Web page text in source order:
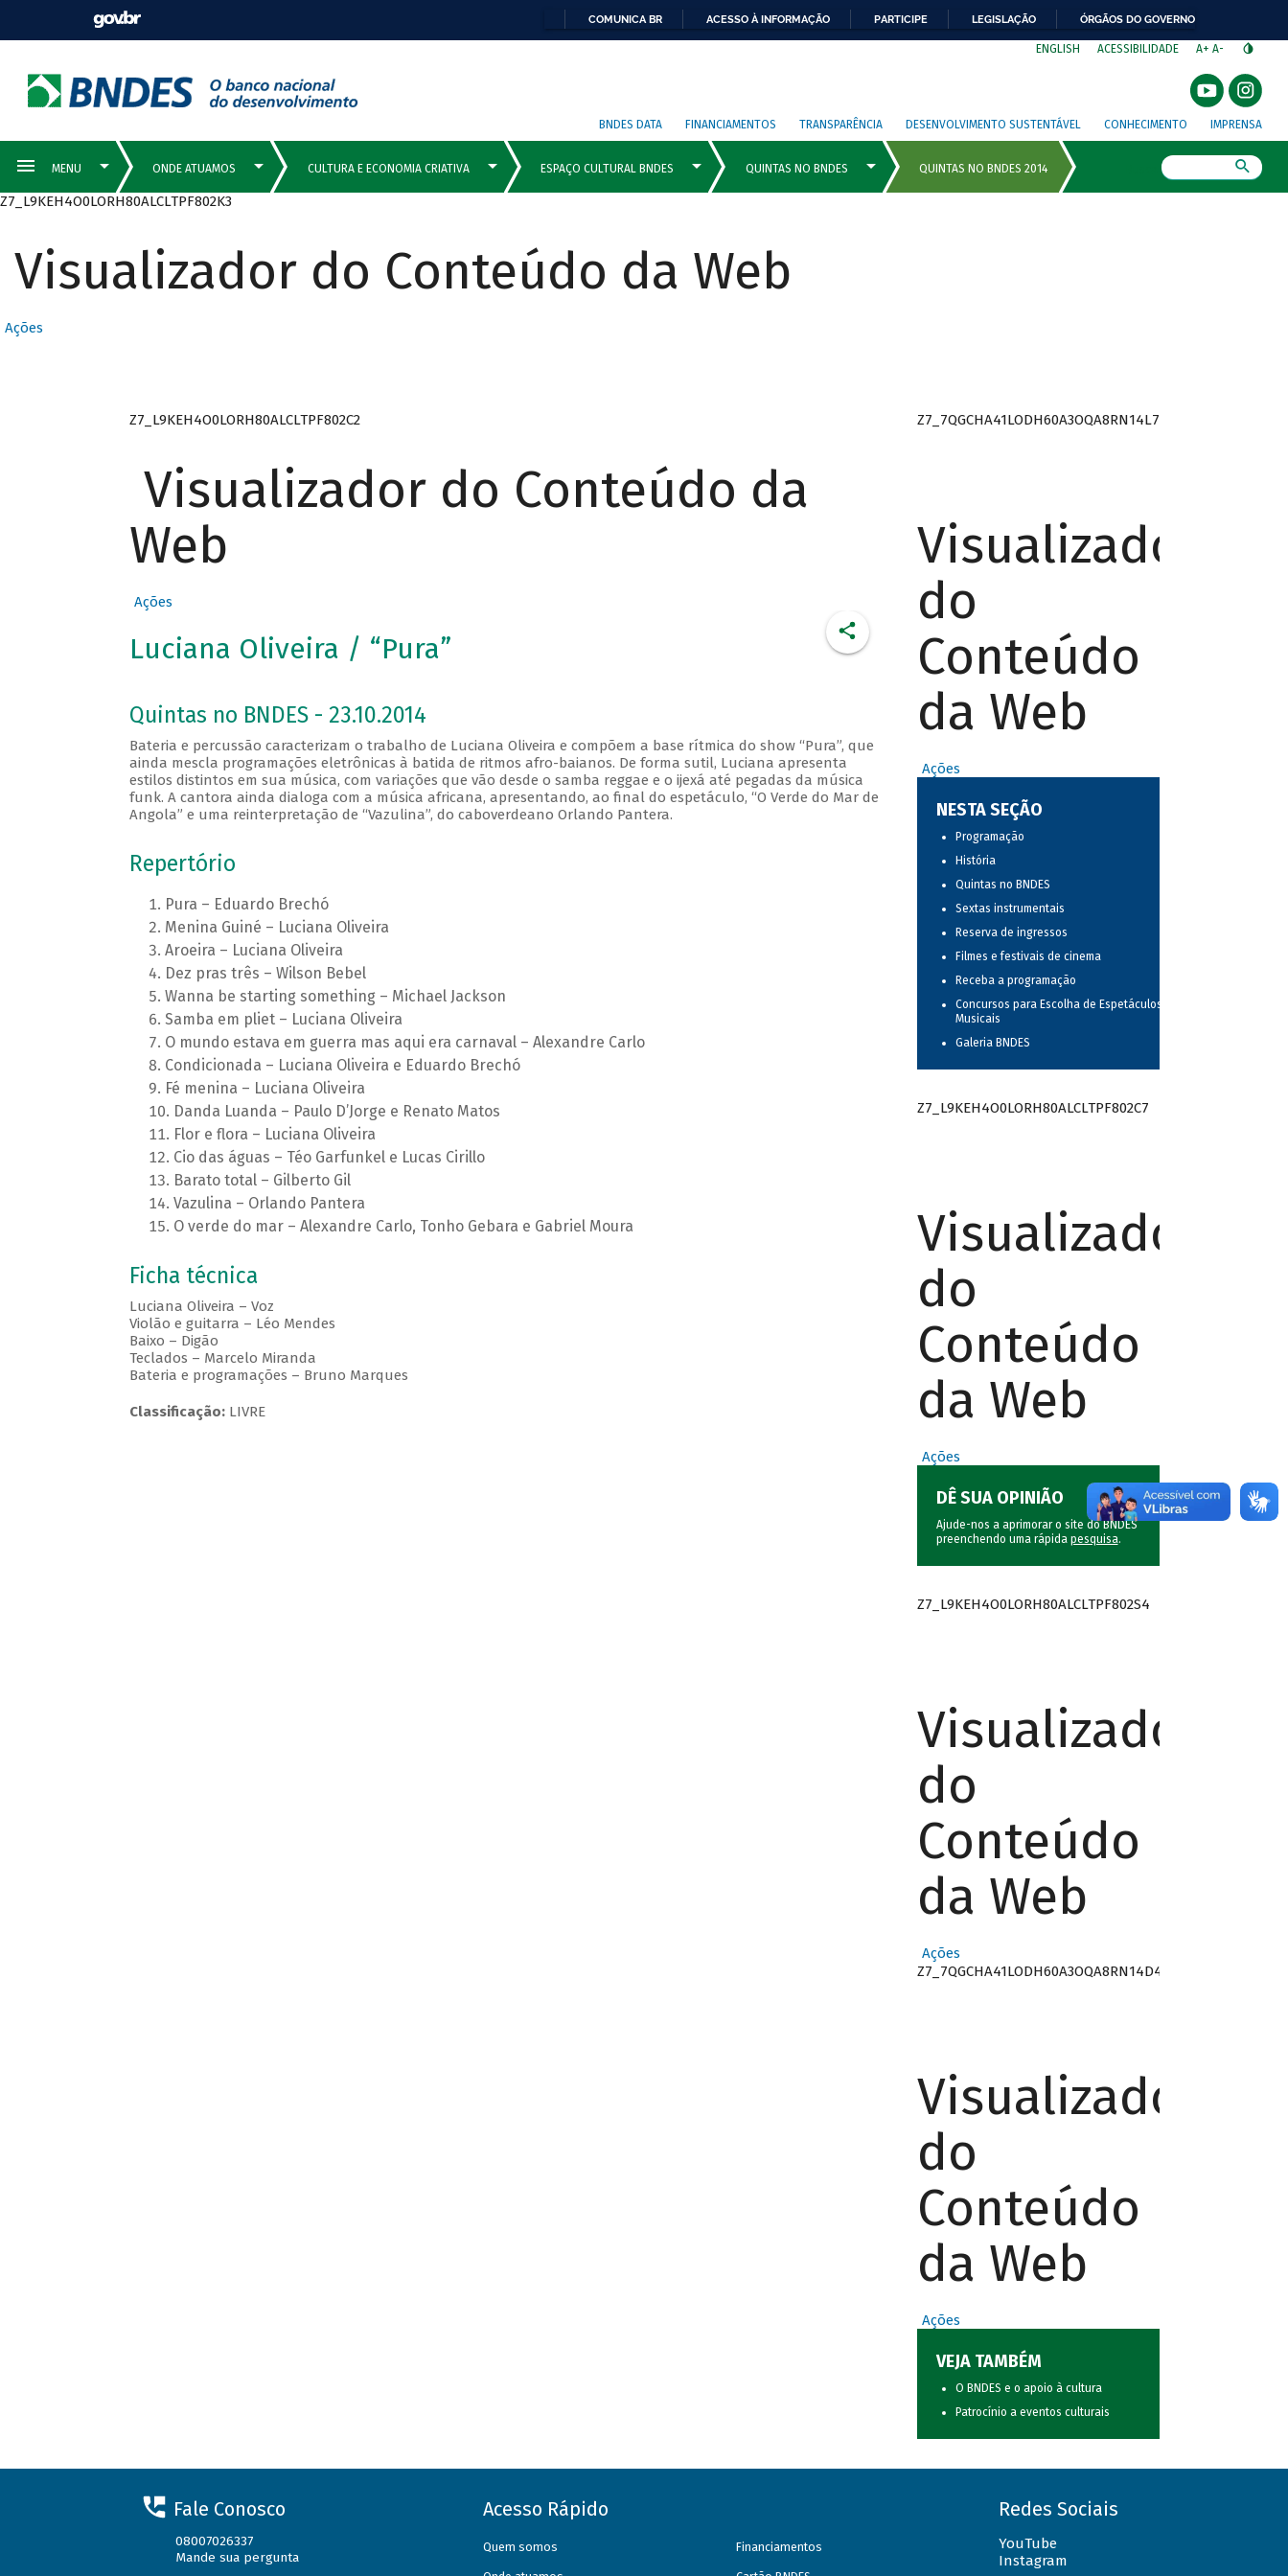
COMUNICA BR ACESSO À INFORMAÇÃO PARTICIPE LEGISLAÇÃO ÓRGÃOS DO GOVERNO
ENGLISH ACESSIBILIDADE A+ A-
BNDES DATA FINANCIAMENTOS TRANSPARÊNCIA DESENVOLVIMENTO SUSTENTÁVEL CONHECIMENTO IMPRENSA
Z7_L9KEH4O0LORH80ALCLTPF802K3
Visualizador do Conteúdo da Web
Ações
Z7_L9KEH4O0LORH80ALCLTPF802C2
Visualizador do Conteúdo da
Web
Ações
Luciana Oliveira / “Pura”
Quintas no BNDES - 23.10.2014
Bateria e percussão caracterizam o trabalho de Luciana Oliveira e compõem a base rítmica do show “Pura”, que
ainda mescla programações eletrônicas à batida de ritmos afro-baianos. De forma sutil, Luciana apresenta
estilos distintos em sua música, com variações que vão desde o samba reggae e o ijexá até pegadas da música
funk. A cantora ainda dialoga com a música africana, apresentando, ao final do espetáculo, “O Verde do Mar de
Angola” e uma reinterpretação de “Vazulina”, do caboverdeano Orlando Pantera.
Repertório
Pura – Eduardo Brechó
Menina Guiné – Luciana Oliveira
Aroeira – Luciana Oliveira
Dez pras três – Wilson Bebel
Wanna be starting something – Michael Jackson
Samba em pliet – Luciana Oliveira
O mundo estava em guerra mas aqui era carnaval – Alexandre Carlo
Condicionada – Luciana Oliveira e Eduardo Brechó
Fé menina – Luciana Oliveira
Danda Luanda – Paulo D’Jorge e Renato Matos
Flor e flora – Luciana Oliveira
Cio das águas – Téo Garfunkel e Lucas Cirillo
Barato total – Gilberto Gil
Vazulina – Orlando Pantera
O verde do mar – Alexandre Carlo, Tonho Gebara e Gabriel Moura
Ficha técnica
Luciana Oliveira – Voz
Violão e guitarra – Léo Mendes
Baixo – Digão
Teclados – Marcelo Miranda
Bateria e programações – Bruno Marques
Classificação:LIVRE
Z7_7QGCHA41LODH60A3OQA8RN14L7
Visualizador
do
Conteúdo
da Web
Ações
NESTA SEÇÃO
Programação
História
Quintas no BNDES
Sextas instrumentais
Reserva de ingressos
Filmes e festivais de cinema
Receba a programação
Concursos para Escolha de Espetáculos
Musicais
Galeria BNDES
Z7_L9KEH4O0LORH80ALCLTPF802C7
Visualizador
do
Conteúdo
da Web
Ações
DÊ SUA OPINIÃO
Ajude-nos a aprimorar o site do BNDES
preenchendo uma rápida pesquisa.
Z7_L9KEH4O0LORH80ALCLTPF802S4
Visualizador
do
Conteúdo
da Web
Ações
Z7_7QGCHA41LODH60A3OQA8RN14D4
Visualizador
do
Conteúdo
da Web
Ações
VEJA TAMBÉM
O BNDES e o apoio à cultura
Patrocínio a eventos culturais
Fale Conosco
08007026337
Mande sua pergunta
Acesso Rápido
Quem somos Financiamentos
Redes Sociais
YouTube
Instagram